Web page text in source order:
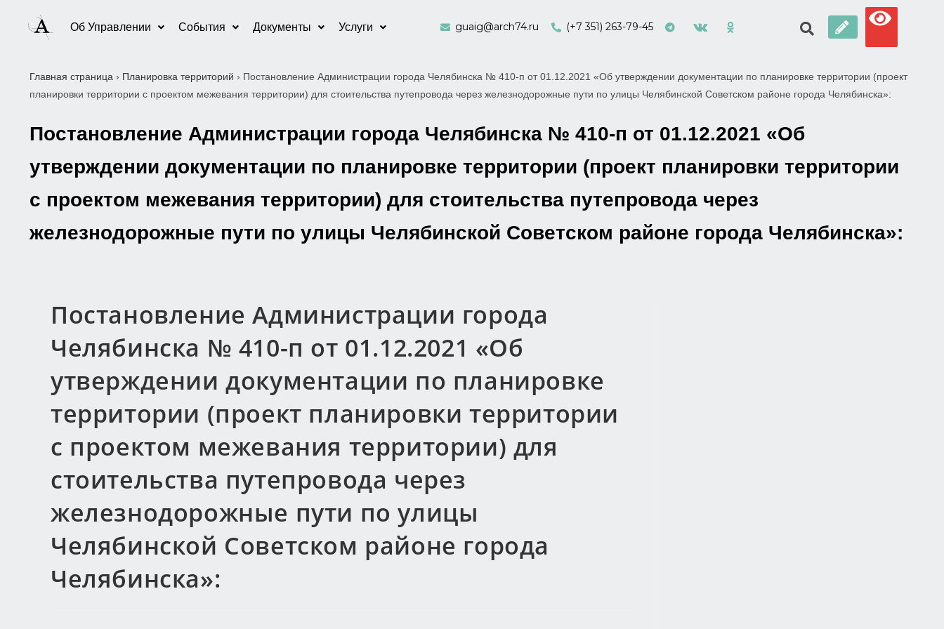
Об Управлении События Документы Услуги guaig@arch74.ru (+7 351) 263-79-45
Главная страница › Планировка территорий › Постановление Администрации города Челябинска № 410-п от 01.12.2021 «Об утверждении документации по планировке территории (проект
планировки территории с проектом межевания территории) для стоительства путепровода через железнодорожные пути по улицы Челябинской Советском районе города Челябинска»:
Постановление Администрации города Челябинска № 410-п от 01.12.2021 «Об
утверждении документации по планировке территории (проект планировки территории
с проектом межевания территории) для стоительства путепровода через
железнодорожные пути по улицы Челябинской Советском районе города Челябинска»:
Постановление Администрации города
Челябинска № 410-п от 01.12.2021 «Об
утверждении документации по планировке
территории (проект планировки территории
с проектом межевания территории) для
стоительства путепровода через
железнодорожные пути по улицы
Челябинской Советском районе города
Челябинска»: